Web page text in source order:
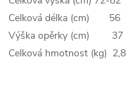
Celková délka (cm) 56
Výška opěrky (cm) 37
Celková hmotnost (kg) 2,8